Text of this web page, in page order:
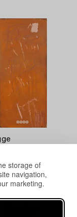
storage of
navigation,
marketing.